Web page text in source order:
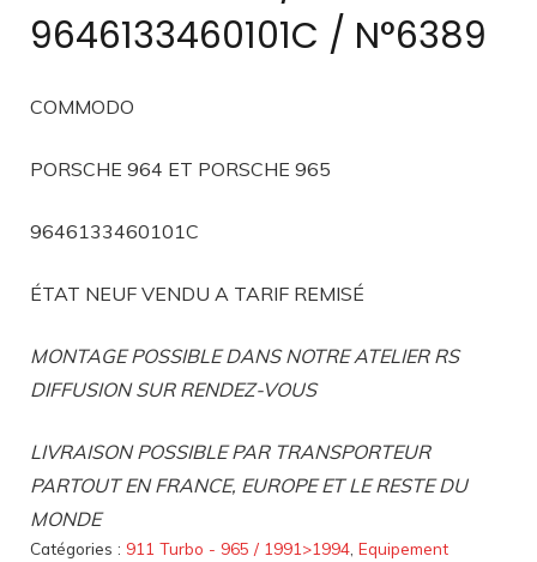
9646133460101C / N°6389
COMMODO
PORSCHE 964 ET PORSCHE 965
9646133460101C
ÉTAT NEUF VENDU A TARIF REMISÉ
MONTAGE POSSIBLE DANS NOTRE ATELIER RS
DIFFUSION SUR RENDEZ-VOUS
LIVRAISON POSSIBLE PAR TRANSPORTEUR
PARTOUT EN FRANCE, EUROPE ET LE RESTE DU
MONDE
Catégories : 911 Turbo - 965 / 1991>1994 Equipement